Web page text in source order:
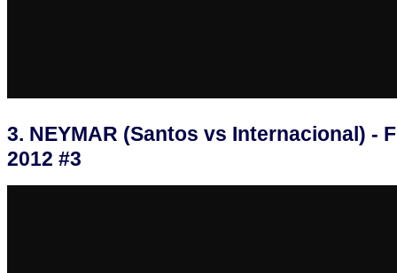
3. NEYMAR (Santos vs Internacional) -
2012 #3